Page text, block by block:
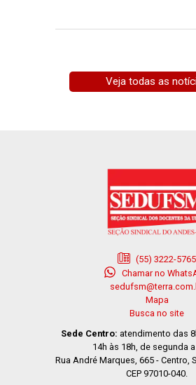
Veja todas as
(55) 3222-5765
Chamar no
Mapa
Busca no site
Sede Centro: atendimento das
14h às 18h, de segunda a
Rua André Marques, 665 - Centro,
CEP 97010-040.